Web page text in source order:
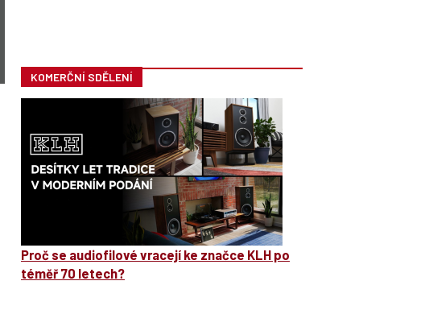
KOMERČNÍ SDĚLENÍ
Proč se audiofilové vracejí ke značce KLH po
téměř 70 letech?